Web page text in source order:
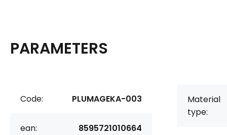
PARAMETERS
Code: PLUMAGEKA-003
ean: 8595721010664
Material
type: